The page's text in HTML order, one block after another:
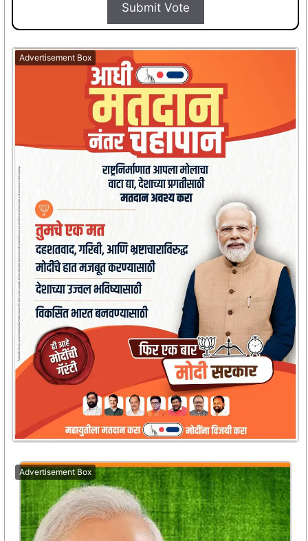
Submit Vote
Advertisement Box
Advertisement Box